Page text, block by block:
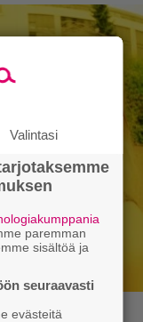
Valintasi
paremman
sisältöä ja
seuraavasti
evästeitä